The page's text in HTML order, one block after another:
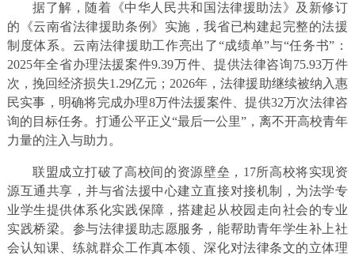
据了解，随着《中华人民共和国法律援助法》及新修订
的《云南省法律援助条例》实施，我省已构建起完整的法援
制度体系。云南法律援助工作亮出了“成绩单”与“任务书”：
2025年全省办理法援案件9.39万件、提供法律咨询75.93万件
次，挽回经济损失1.29亿元；2026年，法律援助继续被纳入惠
民实事，明确将完成办理8万件法援案件、提供32万次法律咨
询的目标任务。打通公平正义“最后一公里”，离不开高校青年
力量的注入与助力。
联盟成立打破了高校间的资源壁垒，17所高校将实现资
源互通共享，并与省法援中心建立直接对接机制，为法学专
业学生提供体系化实践保障，搭建起从校园走向社会的专业
实践桥梁。参与法律援助志愿服务，能帮助青年学生补上社
会认知课、练就群众工作真本领、深化对法律条文的立体理